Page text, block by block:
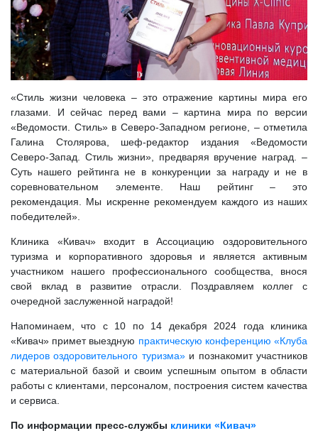
«Стиль жизни человека – это отражение картины мира его
глазами. И сейчас перед вами – картина мира по версии
«Ведомости. Стиль» в Северо-Западном регионе, – отметила
Галина Столярова, шеф-редактор издания «Ведомости
Северо-Запад. Стиль жизни», предваряя вручение наград. –
Суть нашего рейтинга не в конкуренции за награду и не в
соревновательном элементе. Наш рейтинг – это
рекомендация. Мы искренне рекомендуем каждого из наших
победителей».
Клиника «Кивач» входит в Ассоциацию оздоровительного
туризма и корпоративного здоровья и является активным
участником нашего профессионального сообщества, внося
свой вклад в развитие отрасли. Поздравляем коллег с
очередной заслуженной наградой!
Напоминаем, что с 10 по 14 декабря 2024 года клиника
«Кивач» примет выездную практическую конференцию «Клуба
лидеров оздоровительного туризма»и познакомит участников
с материальной базой и своим успешным опытом в области
работы с клиентами, персоналом, построения систем качества
и сервиса.
По информации пресс-службы клиники «Кивач»